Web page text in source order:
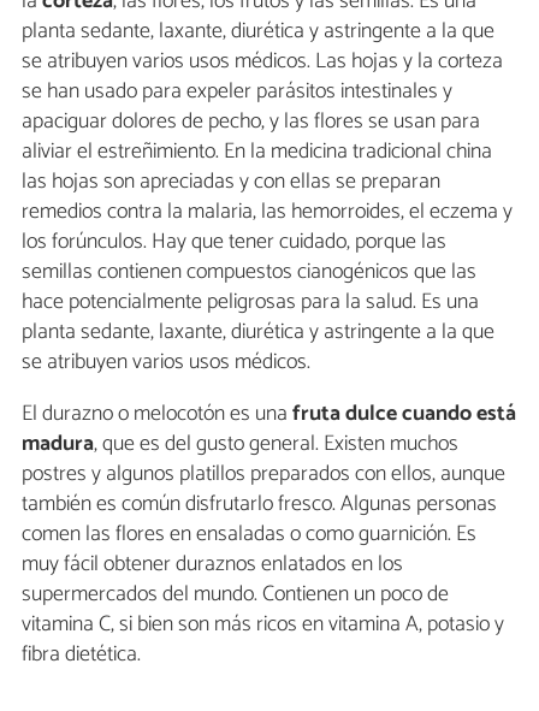
planta sedante, laxante, diurética y astringente a la que
se atribuyen varios usos médicos. Las hojas y la corteza
se han usado para expeler parásitos intestinales y
apaciguar dolores de pecho, y las flores se usan para
aliviar el estreñimiento. En la medicina tradicional china
las hojas son apreciadas y con ellas se preparan
remedios contra la malaria, las hemorroides, el eczema y
los forúnculos. Hay que tener cuidado, porque las
semillas contienen compuestos cianogénicos que las
hace potencialmente peligrosas para la salud. Es una
planta sedante, laxante, diurética y astringente a la que
se atribuyen varios usos médicos.
El durazno o melocotón es unafruta dulce cuando está
madura, que es del gusto general. Existen muchos
postres y algunos platillos preparados con ellos, aunque
también es común disfrutarlo fresco. Algunas personas
comen las flores en ensaladas o como guarnición. Es
muy fácil obtener duraznos enlatados en los
supermercados del mundo. Contienen un poco de
vitamina C, si bien son más ricos en vitamina A, potasio y
fibra dietética.